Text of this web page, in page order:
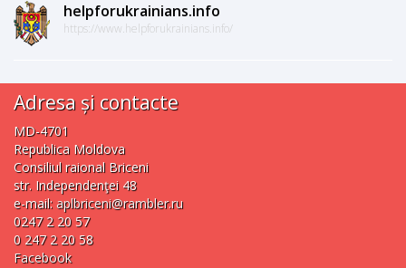
helpforukrainians.info
https://www.helpforukrainians.info/
Adresa și contacte
MD-4701
Republica Moldova
Consiliul raional Briceni
str. Independenţei 48
e-mail: aplbriceni@rambler.ru
0247 2 20 57
0 247 2 20 58
Facebook